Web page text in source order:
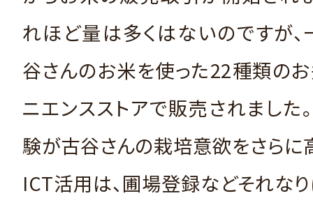
れほど量は多くはないのですが
谷さんのお米を使った22種類の
ニエンスストアで販売されました
験が古谷さんの栽培意欲をさらに
ICT活用は、圃場登録などそれな